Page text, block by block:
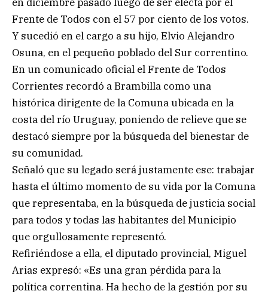
Frente de Todos con el 57 por ciento de los votos.
Y sucedió en el cargo a su hijo, Elvio Alejandro
Osuna, en el pequeño poblado del Sur correntino.
En un comunicado oficial el Frente de Todos
Corrientes recordó a Brambilla como una
histórica dirigente de la Comuna ubicada en la
costa del río Uruguay, poniendo de relieve que se
destacó siempre por la búsqueda del bienestar de
su comunidad.
Señaló que su legado será justamente ese: trabajar
hasta el último momento de su vida por la Comuna
que representaba, en la búsqueda de justicia social
para todos y todas las habitantes del Municipio
que orgullosamente representó.
Refiriéndose a ella, el diputado provincial, Miguel
Arias expresó: «Es una gran pérdida para la
política correntina. Ha hecho de la gestión por su